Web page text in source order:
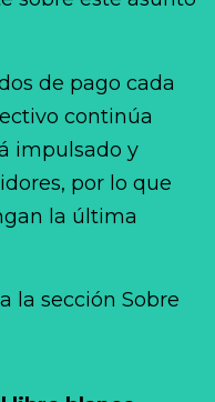
de pago cada
continúa
impulsado y
por lo que
la última
la sección Sobre